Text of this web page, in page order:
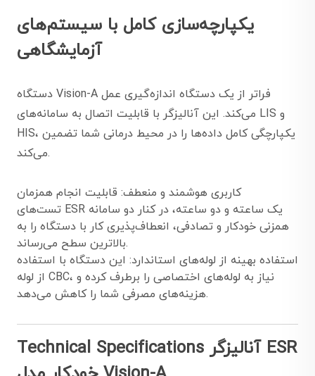
یکپارچه‌سازی کامل با سیستم‌های
آزمایشگاهی
دستگاه Vision-A فراتر از یک دستگاه اندازه‌گیری عمل
می‌کند. این آنالیزگر با قابلیت اتصال به سامانه‌های LIS و
HIS، یکپارچگی کامل داده‌ها را در محیط درمانی شما تضمین
می‌کند.
کاربری هوشمند و منعطف: قابلیت انجام همزمان
تست‌های ESR یک ساعته و دو ساعته، در کنار دو سامانه
همزنی خودکار و تصادفی، انعطاف‌پذیری کار با دستگاه را به
بالاترین سطح می‌رساند.
استفاده بهینه از لوله‌های استاندارد: این دستگاه با استفاده
از لوله CBC، نیاز به لوله‌های اختصاصی را برطرف کرده و
هزینه‌های مصرفی شما را کاهش می‌دهد.
Technical Specifications آنالیزگر ESR